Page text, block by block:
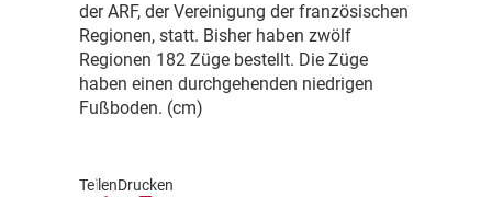
der ARF, der Vereinigung der französischen
Regionen, statt. Bisher haben zwölf
Regionen 182 Züge bestellt. Die Züge
haben einen durchgehenden niedrigen
Fußboden. (cm)
TeilenDrucken